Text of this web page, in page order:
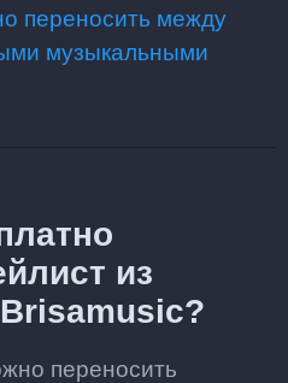
переносить между
музыкальными
из
переносить